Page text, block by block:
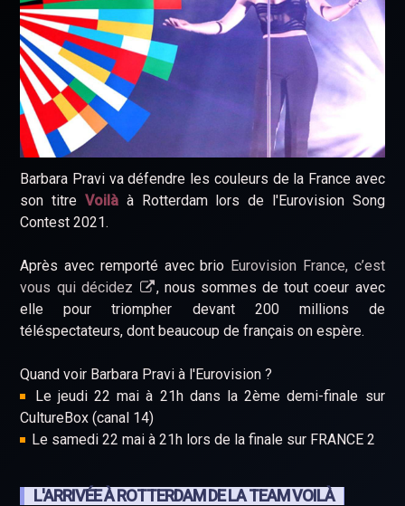
Barbara Pravi va défendre les couleurs de la France avec
son titre Voilàà Rotterdam lors de l'Eurovision Song
Contest 2021.
Après avec remporté avec brio Eurovision France, c’est
vous qui décidez
, nous sommes de tout coeur avec
elle pour triompher devant 200 millions de
téléspectateurs, dont beaucoup de français on espère.
Quand voir Barbara Pravi à l'Eurovision ?
Le jeudi 22 mai à 21h dans la 2ème demi-finale sur
CultureBox (canal 14)
Le samedi 22 mai à 21h lors de la finale sur FRANCE 2
L'ARRIVÉE À ROTTERDAM DE LA TEAM VOILÀ